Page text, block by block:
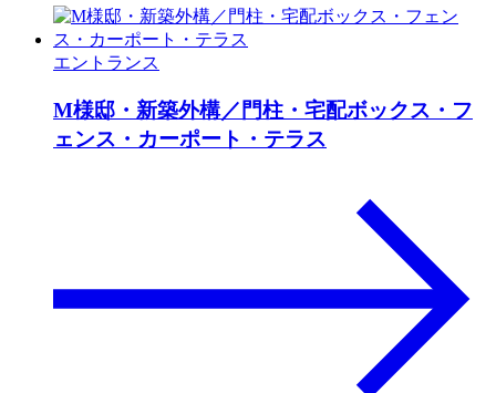
エントランス
M様邸・新築外構／門柱・宅配ボックス・フ
ェンス・カーポート・テラス